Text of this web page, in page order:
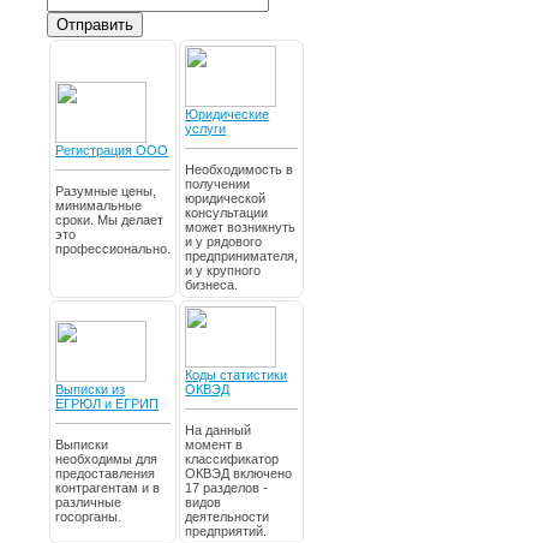
Отправить
Регистрация ООО
Разумные цены,
минимальные
сроки. Мы делает
это
профессионально.
Юридические
услуги
Необходимость в
получении
юридической
консультации
может возникнуть
и у рядового
предпринимателя,
и у крупного
бизнеса.
Выписки из
ЕГРЮЛ и ЕГРИП
Выписки
необходимы для
предоставления
контрагентам и в
различные
госорганы.
Коды статистики
ОКВЭД
На данный
момент в
классификатор
ОКВЭД включено
17 разделов -
видов
деятельности
предприятий.